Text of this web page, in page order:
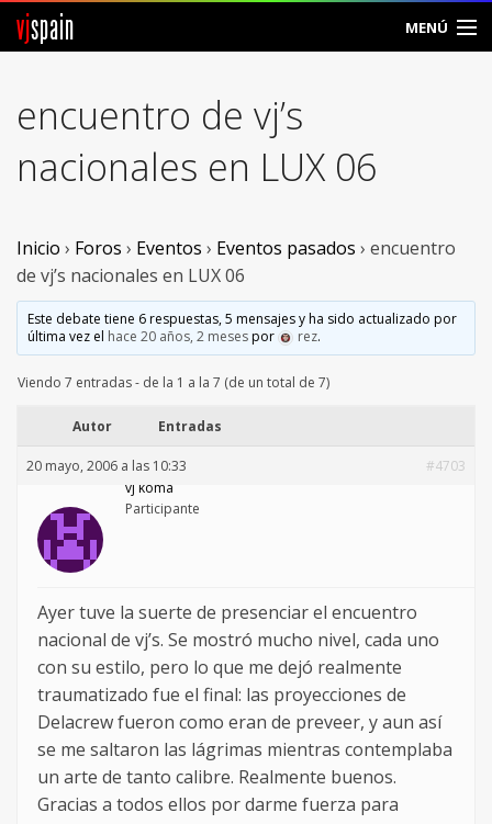
vjspain MENÚ
Foros
Noticias
Vjspain
Ayuda
Contacto
Entrar
encuentro de vj’s
nacionales en LUX 06
Inicio › Foros › Eventos › Eventos pasados › encuentro
de vj’s nacionales en LUX 06
Este debate tiene 6 respuestas, 5 mensajes y ha sido actualizado por
última vez el hace 20 años, 2 mesespor rez.
Viendo 7 entradas - de la 1 a la 7 (de un total de 7)
Autor Entradas
20 mayo, 2006 a las 10:33
#4703
vj koma
Participante
Ayer tuve la suerte de presenciar el encuentro
nacional de vj’s. Se mostró mucho nivel, cada uno
con su estilo, pero lo que me dejó realmente
traumatizado fue el final: las proyecciones de
Delacrew fueron como eran de preveer, y aun así
se me saltaron las lágrimas mientras contemplaba
un arte de tanto calibre. Realmente buenos.
Gracias a todos ellos por darme fuerza para